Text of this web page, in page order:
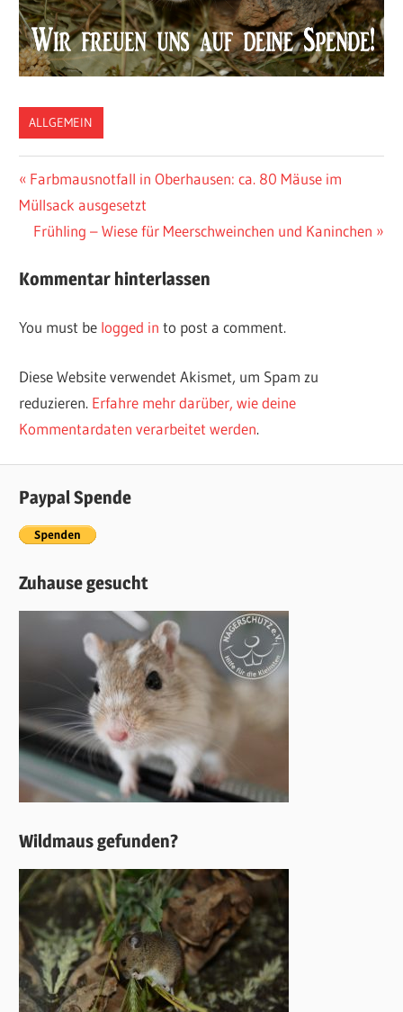
ALLGEMEIN
Post
navigation
Vorheriger
Beitrag:
Farbmausnotfall in Oberhausen: ca. 80 Mäuse im
Müllsack ausgesetzt
Nächster
Frühling – Wiese für Meerschweinchen und Kaninchen
Kommentar hinterlassen
You must be logged in to post a comment.
Diese Website verwendet Akismet, um Spam zu
reduzieren. Erfahre mehr darüber, wie deine
Kommentardaten verarbeitet werden.
Paypal Spende
Zuhause gesucht
Wildmaus gefunden?